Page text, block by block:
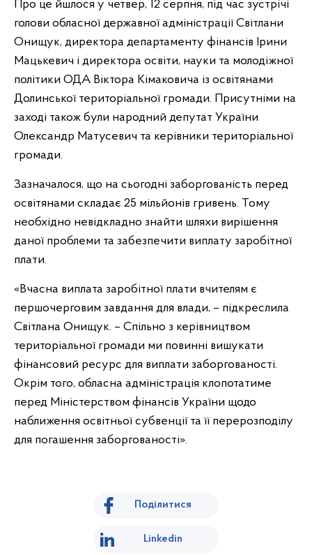
Про це йшлося у четвер, 12 серпня, під час зустрічі
голови обласної державної адміністрації Світлани
Онищук, директора департаменту фінансів Ірини
Мацькевич і директора освіти, науки та молодіжної
політики ОДА Віктора Кімаковича із освітянами
Долинської територіальної громади. Присутніми на
заході також були народний депутат України
Олександр Матусевич та керівники територіальної
громади.
Зазначалося, що на сьогодні заборгованість перед
освітянами складає 25 мільйонів гривень. Тому
необхідно невідкладно знайти шляхи вирішення
даної проблеми та забезпечити виплату заробітної
плати.
«Вчасна виплата заробітної плати вчителям є
першочерговим завдання для влади, – підкреслила
Світлана Онищук. – Спільно з керівництвом
територіальної громади ми повинні вишукати
фінансовий ресурс для виплати заборгованості.
Окрім того, обласна адміністрація клопотатиме
перед Міністерством фінансів України щодо
наближення освітньої субвенції та її перерозподілу
для погашення заборгованості».
Поділитися
Linkedin